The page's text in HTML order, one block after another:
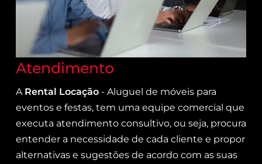
Atendimento
A Rental Locação - Aluguel de móveis para
eventos e festas, tem uma equipe comercial que
executa atendimento consultivo, ou seja, procura
entender a necessidade de cada cliente e propor
alternativas e sugestões de acordo com as suas